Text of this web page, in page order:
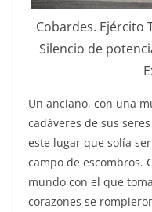
Cobardes. Ejército
Silencio de
Un anciano, con una
cadáveres de sus
este lugar que solía
campo de escombros.
mundo con el que
corazones se